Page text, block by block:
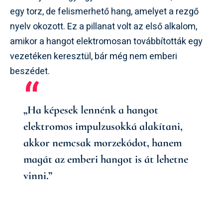
egy torz, de felismerhető hang, amelyet a rezgő
nyelv okozott. Ez a pillanat volt az első alkalom,
amikor a hangot elektromosan továbbították egy
vezetéken keresztül, bár még nem emberi
beszédet.
„Ha képesek lennénk a hangot
elektromos impulzusokká alakítani,
akkor nemcsak morzekódot, hanem
magát az emberi hangot is át lehetne
vinni.”